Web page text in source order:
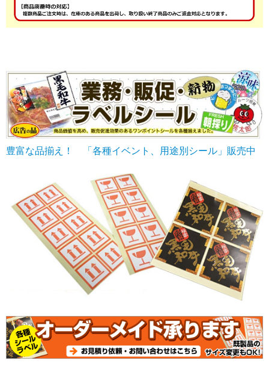
豊富な品揃え！ 「各種イベント、用途別シール」販売中